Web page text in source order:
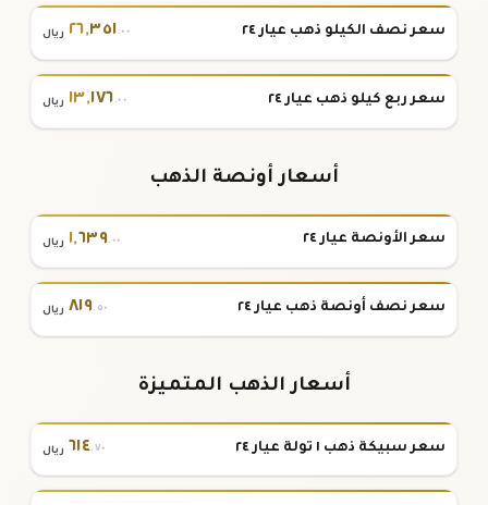
سعر نصف الكيلو ذهب عيار ٢٤ ٢٦,٣٥١.٠٠ ريال
سعر ربع كيلو ذهب عيار ٢٤ ١٣,١٧٦.٠٠ ريال
أسعار أونصة الذهب
سعر الأونصة عيار ٢٤ ١,٦٣٩.٠٠ ريال
سعر نصف أونصة ذهب عيار ٢٤ ٨١٩.٥٠ ريال
أسعار الذهب المتميزة
سعر سبيكة ذهب ١ تولة عيار ٢٤ ٦١٤.٧٠ ريال